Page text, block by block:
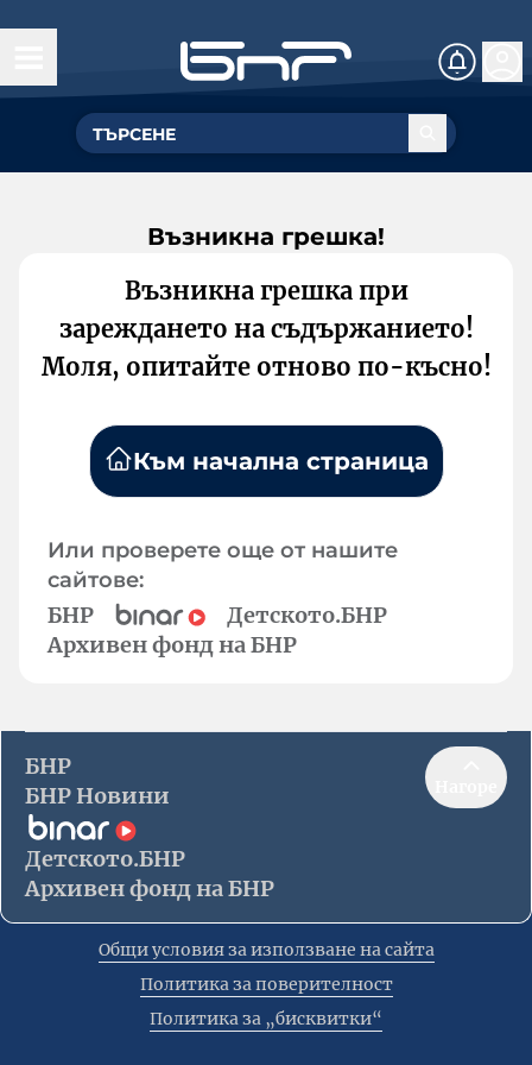
Възникна грешка!
Възникна грешка при
зареждането на съдържанието!
Моля, опитайте отново по-късно!
Към начална страница
Или проверете още от нашите
сайтове:
БНР
Детското.БНР
Архивен фонд на БНР
БНР
БНР Новини
Детското.БНР
Архивен фонд на БНР
Общи условия за използване на сайта
Политика за поверителност
Политика за „бисквитки“